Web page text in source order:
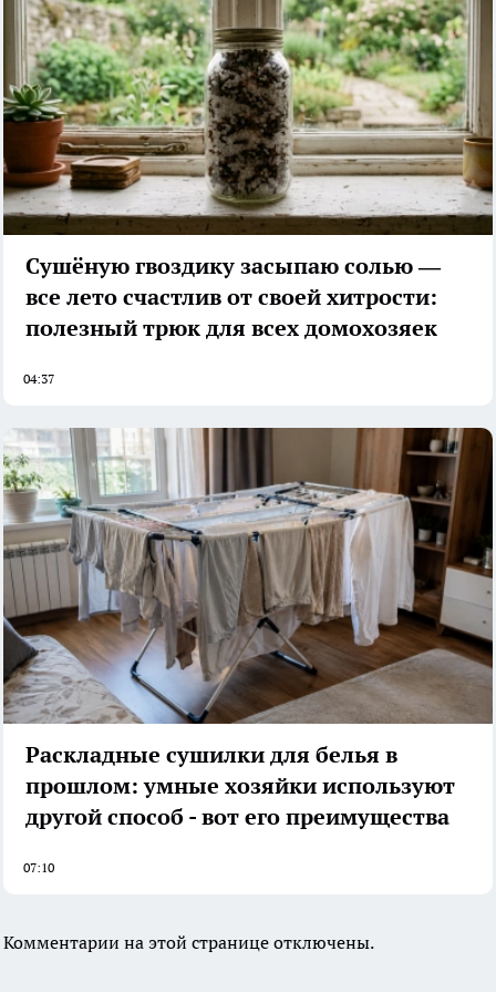
Сушёную гвоздику засыпаю солью —
все лето счастлив от своей хитрости:
полезный трюк для всех домохозяек
04:37
Раскладные сушилки для белья в
прошлом: умные хозяйки используют
другой способ - вот его преимущества
07:10
Комментарии на этой странице отключены.